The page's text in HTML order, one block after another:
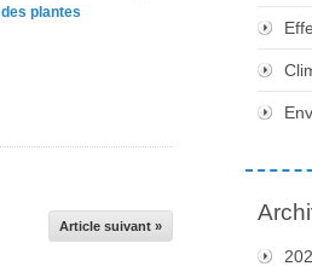
des plantes
Article suivant »